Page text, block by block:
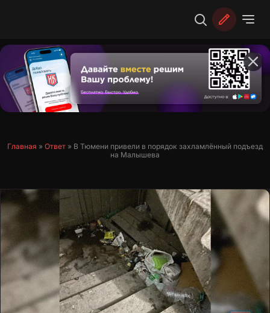
Главная » Ответ » В Тюмени привели в порядок захламлённый подъезд
на Малышева